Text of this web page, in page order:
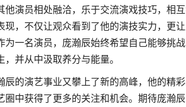
他演员相处融洽，乐于交流演戏技巧，相
现，不仅让观众看到了他的演技实力，更
为一名演员，庞瀚辰始终希望自己能够挑
并从中汲取养分与能量。
辰的演艺事业又攀上了新的高峰，他的精
中获得了更多的关注和机会。期待庞瀚辰